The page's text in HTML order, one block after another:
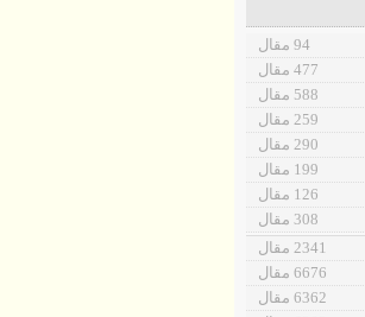
94 مقال
477 مقال
588 مقال
259 مقال
290 مقال
199 مقال
126 مقال
308 مقال
2341 مقال
6676 مقال
6362 مقال